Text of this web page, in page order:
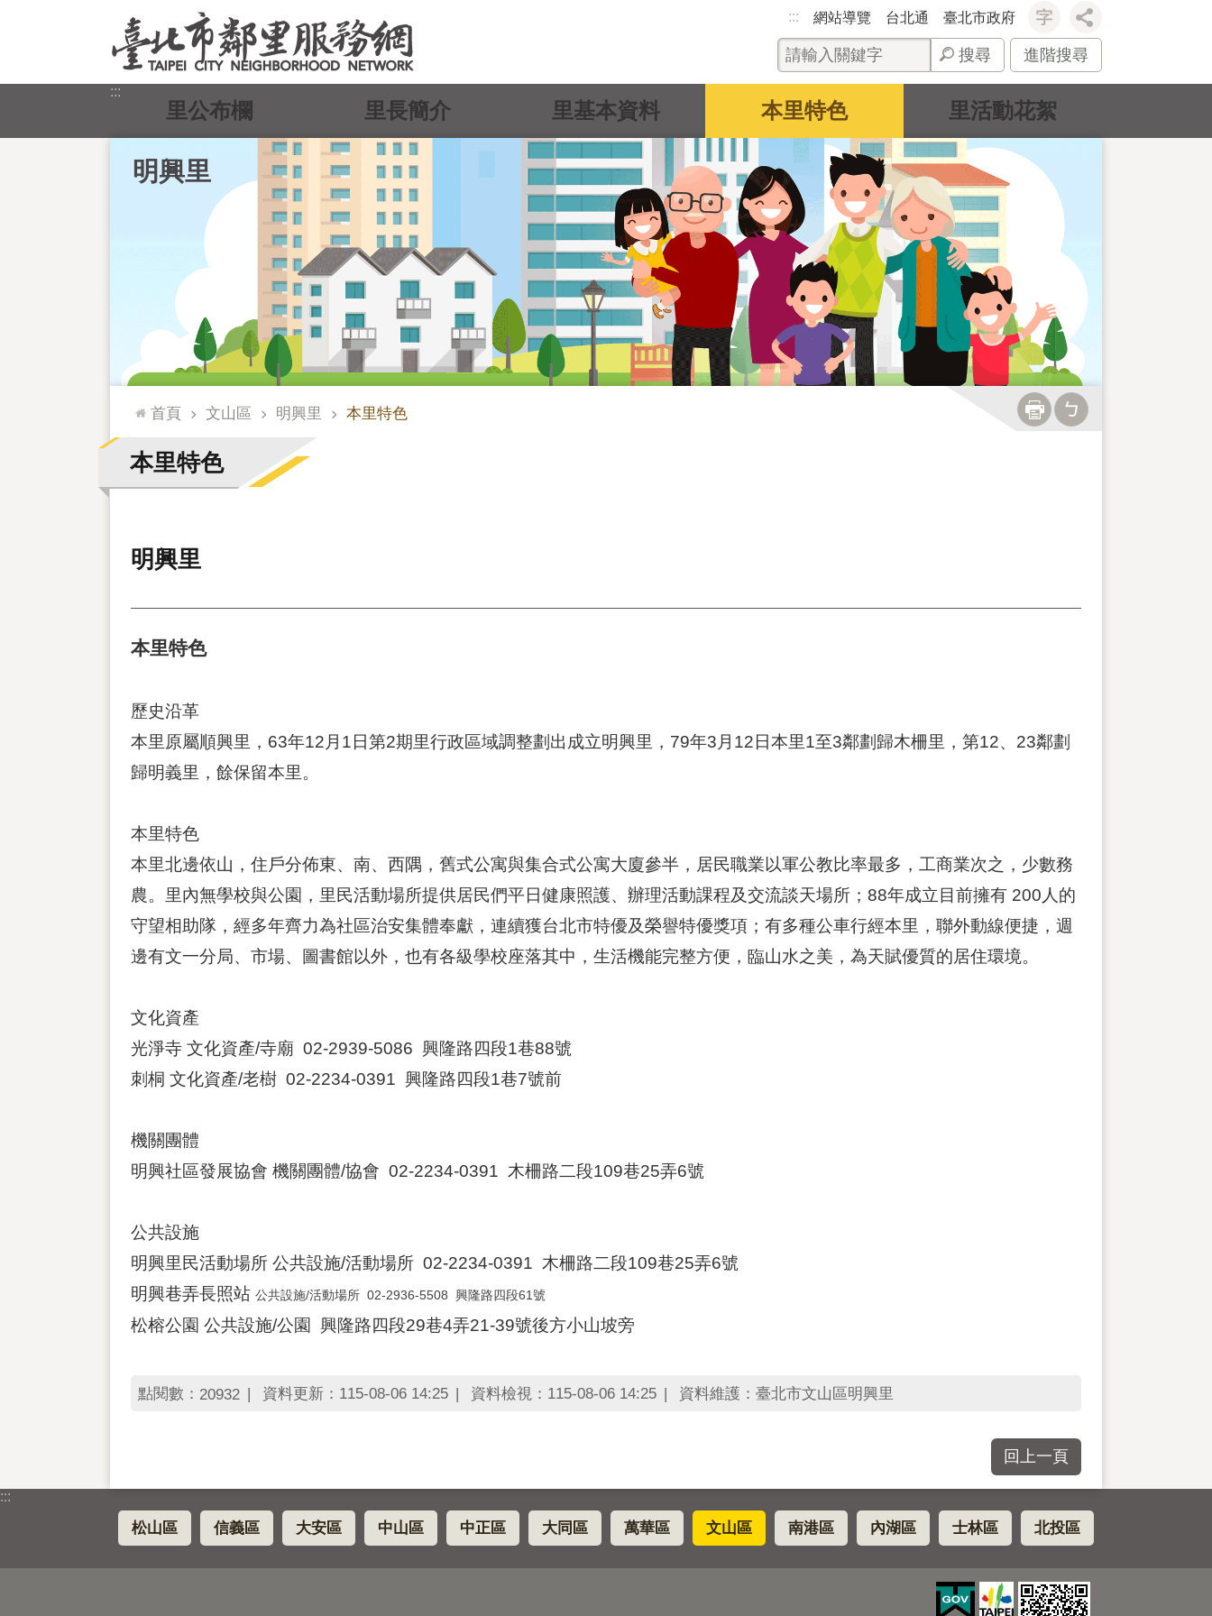
::: 網站導覽 台北通 臺北市政府
搜尋 進階搜尋
:::
明興里
里公布欄 里長簡介 里基本資料 本里特色 里活動花絮
::: 首頁 文山區 明興里 本里特色
本里特色
明興里
本里特色
歷史沿革
本里原屬順興里，63年12月1日第2期里行政區域調整劃出成立明興里，79年3月12日本里1至3鄰劃歸木柵里，第12、23鄰劃
歸明義里，餘保留本里。
本里特色
本里北邊依山，住戶分佈東、南、西隅，舊式公寓與集合式公寓大廈參半，居民職業以軍公教比率最多，工商業次之，少數務
農。里內無學校與公園，里民活動場所提供居民們平日健康照護、辦理活動課程及交流談天場所；88年成立目前擁有 200人的
守望相助隊，經多年齊力為社區治安集體奉獻，連續獲台北市特優及榮譽特優獎項；有多種公車行經本里，聯外動線便捷，週
邊有文一分局、市場、圖書館以外，也有各級學校座落其中，生活機能完整方便，臨山水之美，為天賦優質的居住環境。
文化資產
光淨寺 文化資產/寺廟 02-2939-5086 興隆路四段1巷88號
刺桐 文化資產/老樹 02-2234-0391 興隆路四段1巷7號前
機關團體
明興社區發展協會 機關團體/協會 02-2234-0391 木柵路二段109巷25弄6號
公共設施
明興里民活動場所 公共設施/活動場所 02-2234-0391 木柵路二段109巷25弄6號
明興巷弄長照站 公共設施/活動場所 02-2936-5508 興隆路四段61號
松榕公園 公共設施/公園 興隆路四段29巷4弄21-39號後方小山坡旁
點閱數： 20932 資料更新：115-08-06 14:25 資料檢視：115-08-06 14:25 資料維護：臺北市文山區明興里
回上一頁
:::
松山區 信義區 大安區 中山區 中正區 大同區 萬華區 文山區 南港區 內湖區 士林區 北投區